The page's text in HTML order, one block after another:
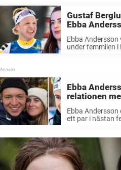
Gustaf
Ebba
Ebba Andersson
under femmilen
Ebba
relationen
Ebba
ett par i nästan